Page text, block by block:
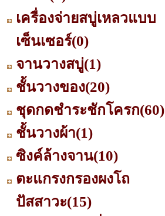
เครื่องจ่ายสบู่เหลวแบบ
เซ็นเซอร์(0)
จานวางสบู่(1)
ชั้นวางของ(20)
ชุดกดชำระชักโครก(60)
ชั้นวางผ้า(1)
ซิงค์ล้างจาน(10)
ตะแกรงกรองผงโถ
ปัสสาวะ(15)